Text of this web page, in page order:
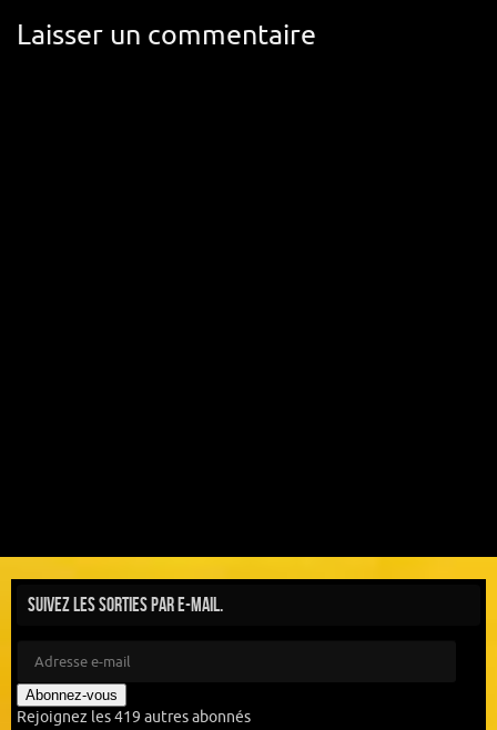
Laisser un commentaire
Suivez les sorties par e-mail.
Abonnez-vous
Rejoignez les 419 autres abonnés